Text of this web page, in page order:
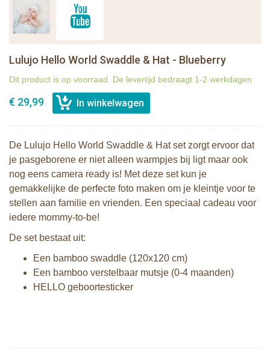
Lulujo Hello World Swaddle & Hat - Blueberry
Dit product is op voorraad. De levertijd bedraagt 1-2 werkdagen
€ 29,99
De Lulujo Hello World Swaddle & Hat set zorgt ervoor dat
je pasgeborene er niet alleen warmpjes bij ligt maar ook
nog eens camera ready is! Met deze set kun je
gemakkelijke de perfecte foto maken om je kleintje voor te
stellen aan familie en vrienden. Een speciaal cadeau voor
iedere mommy-to-be!
De set bestaat uit:
Een bamboo swaddle (120x120 cm)
Een bamboo verstelbaar mutsje (0-4 maanden)
HELLO geboortesticker